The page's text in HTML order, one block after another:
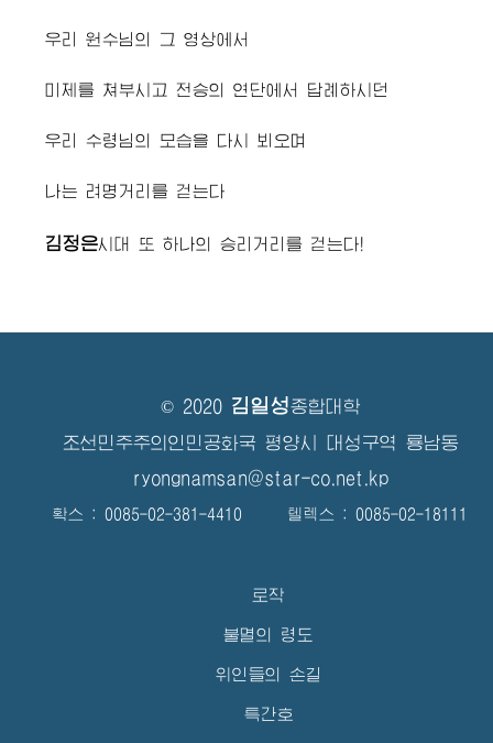
우리 원수님 의 그 영상에서
미제를 쳐부시고 전승의 연단에서 답례하시던
우리 수령님 의 모습을 다시 뵈오며
나는 려명거리를 걷는다
김정은시대 또 하나의 승리거리를 걷는다!
© 2020 김일성종합대학
조선민주주의인민공화국 평양시 대성구역 룡남동
ryongnamsan@star-co.net.kp
확스 : 0085-02-381-4410 텔렉스 : 0085-02-18111
로작
불멸의 령도
위인들의 손길
특간호